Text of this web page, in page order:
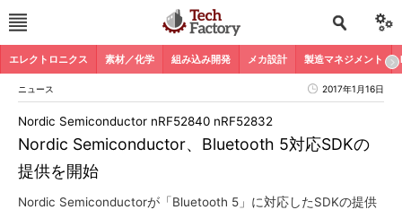
エレクトロニクス 素材／化学 組み込み開発 メカ設計 製造マネジメント
ニュース 2017年1月16日
Nordic Semiconductor、Bluetooth 5対応SDKの
提供を開始
Nordic Semiconductor nRF52840 nRF52832
Nordic Semiconductorが「Bluetooth 5」に対応したSDKの提供